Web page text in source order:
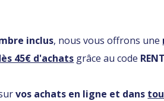
inclus, nous vous offrons une
45€ d'achats grâce au code
vos achats en ligne et dans